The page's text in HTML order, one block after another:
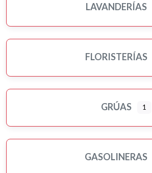
LAVANDERÍAS
FLORISTERÍAS
GRÚAS 1
GASOLINERAS